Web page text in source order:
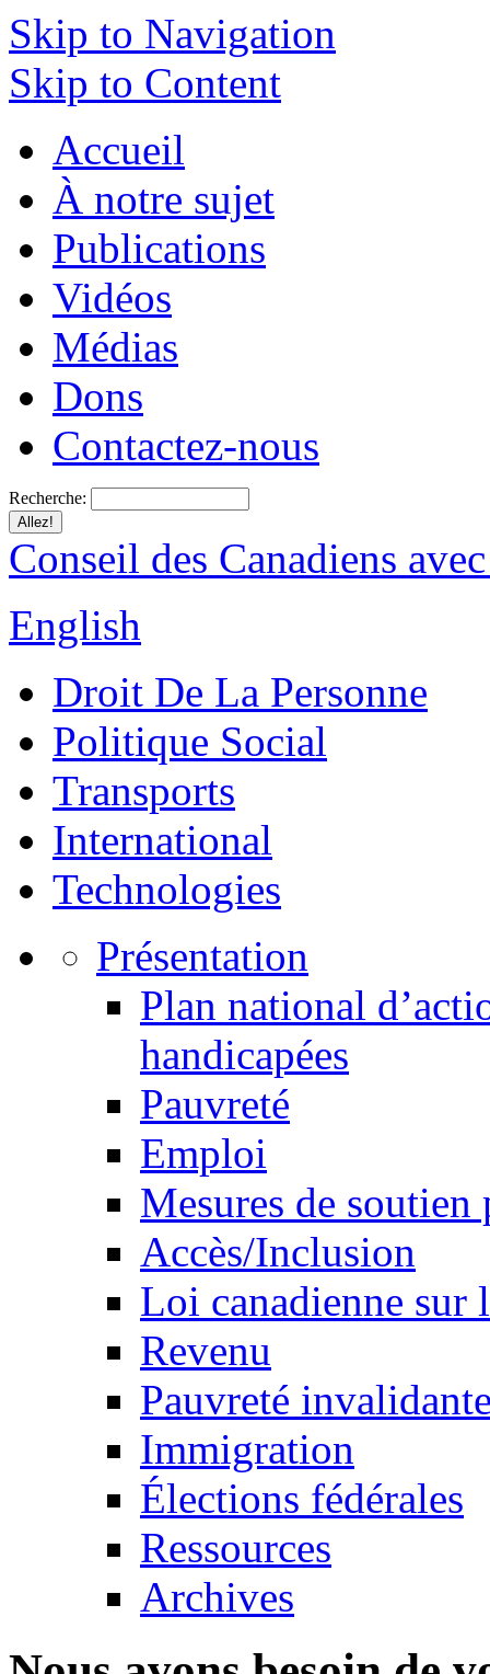
Skip to Navigation
Skip to Content
Accueil
À notre sujet
Publications
Vidéos
Médias
Dons
Contactez-nous
Recherche:
Conseil des Canadiens
English
Droit De La Personne
Politique Social
Transports
International
Technologies
Présentation
Plan national
handicapées
Pauvreté
Emploi
Mesures de soutien
Accès/Inclusion
Loi canadienne sur
Revenu
Pauvreté
Immigration
Élections fédérales
Ressources
Archives